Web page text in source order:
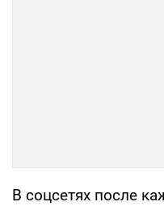
В соцсетях после